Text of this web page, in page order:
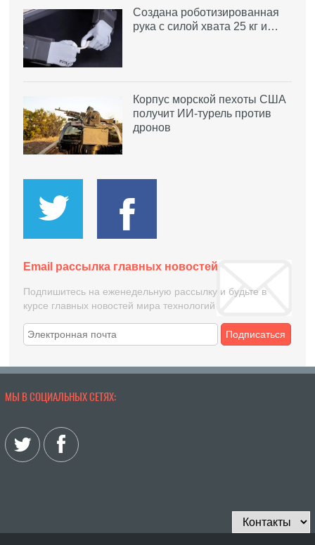
Создана роботизированная
рука с силой хвата 25 кг и…
Корпус морской пехоты США
получит ИИ-турель против
дронов
Email рассылка главных новостей
Подпишитесь на еженедельную рассылку и будьте в
курсе главных новостей мира технологий
Подписаться
МЫ В СОЦИАЛЬНЫХ СЕТЯХ: